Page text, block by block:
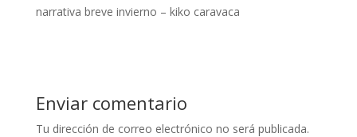
narrativa breve invierno – kiko caravaca
Enviar comentario
Tu dirección de correo electrónico no será publicada.